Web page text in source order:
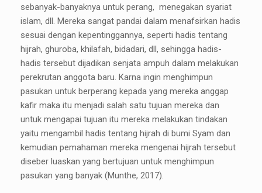
sebanyak-banyaknya untuk perang, menegakan syariat
islam, dll. Mereka sangat pandai dalam menafsirkan hadis
sesuai dengan kepentinggannya, seperti hadis tentang
hijrah, ghuroba, khilafah, bidadari, dll, sehingga hadis-
hadis tersebut dijadikan senjata ampuh dalam melakukan
perekrutan anggota baru. Karna ingin menghimpun
pasukan untuk berperang kepada yang mereka anggap
kafir maka itu menjadi salah satu tujuan mereka dan
untuk mengapai tujuan itu mereka melakukan tindakan
yaitu mengambil hadis tentang hijrah di bumi Syam dan
kemudian pemahaman mereka mengenai hijrah tersebut
diseber luaskan yang bertujuan untuk menghimpun
pasukan yang banyak (Munthe, 2017).